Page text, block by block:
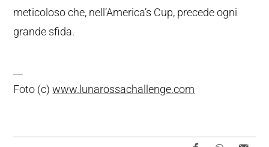
meticoloso che, nell’America’s Cup, precede ogni
grande sfida.
Foto (c)www.lunarossachallenge.com